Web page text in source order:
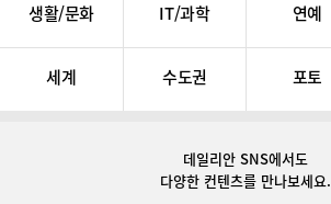
생활/문화 IT/과학 연예
세계 수도권 포토
데일리안 SNS에서도
다양한 컨텐츠를 만나보세요.